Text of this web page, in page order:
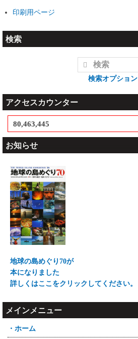
印刷用ページ
検索
検索オプション
アクセスカウンター
80,463,445
お知らせ
地球の島めぐり70が
本になりました
詳しくはここをクリックしてください。
メインメニュー
・ホーム